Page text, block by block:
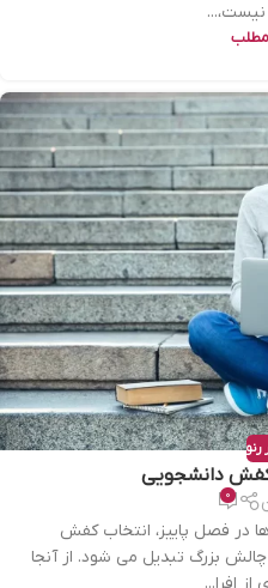
نیست،...
مطلب
رنو
دانشجویی
0
در فصل پاییز، انتخاب کفش
بزرگ تبدیل می شود. از آنجا